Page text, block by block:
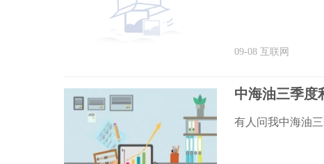
09-08 互联网
中海油三季度
有人问我中海油